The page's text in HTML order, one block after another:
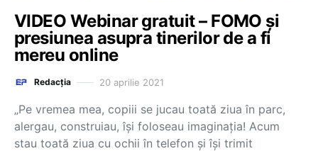
VIDEO Webinar gratuit – FOMO și
presiunea asupra tinerilor de a fi
mereu online
Redacția 20 aprilie 2021
„Pe vremea mea, copiii se jucau toată ziua în parc,
alergau, construiau, își foloseau imaginația! Acum
stau toată ziua cu ochii în telefon și își trimit